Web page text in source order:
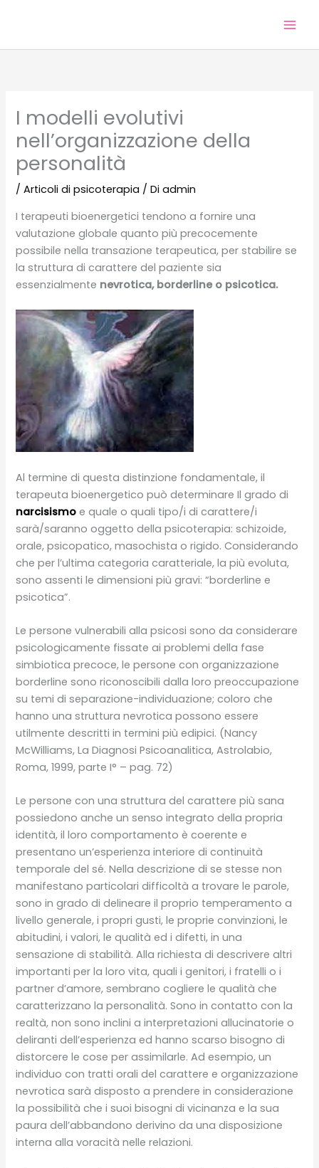
I modelli evolutivi
nell’organizzazione della
personalità
/Articoli di psicoterapia / Diadmin
I terapeuti bioenergetici tendono a fornire una
valutazione globale quanto più precocemente
possibile nella transazione terapeutica, per stabilire se
la struttura di carattere del paziente sia
essenzialmente nevrotica, borderline o psicotica.
Al termine di questa distinzione fondamentale, il
terapeuta bioenergetico può determinare Il grado di
narcisismoe quale o quali tipo/i di carattere/i
sarà/saranno oggetto della psicoterapia: schizoide,
orale, psicopatico, masochista o rigido. Considerando
che per l’ultima categoria caratteriale, la più evoluta,
sono assenti le dimensioni più gravi: “borderline e
psicotica”.
Le persone vulnerabili alla psicosi sono da considerare
psicologicamente fissate ai problemi della fase
simbiotica precoce, le persone con organizzazione
borderline sono riconoscibili dalla loro preoccupazione
su temi di separazione-individuazione; coloro che
hanno una struttura nevrotica possono essere
utilmente descritti in termini più edipici. (Nancy
McWilliams, La Diagnosi Psicoanalitica, Astrolabio,
Roma, 1999, parte I° – pag. 72)
Le persone con una struttura del carattere più sana
possiedono anche un senso integrato della propria
identità, il loro comportamento è coerente e
presentano un’esperienza interiore di continuità
temporale del sé. Nella descrizione di se stesse non
manifestano particolari difficoltà a trovare le parole,
sono in grado di delineare il proprio temperamento a
livello generale, i propri gusti, le proprie convinzioni, le
abitudini, i valori, le qualità ed i difetti, in una
sensazione di stabilità. Alla richiesta di descrivere altri
importanti per la loro vita, quali i genitori, i fratelli o i
partner d’amore, sembrano cogliere le qualità che
caratterizzano la personalità. Sono in contatto con la
realtà, non sono inclini a interpretazioni allucinatorie o
deliranti dell’esperienza ed hanno scarso bisogno di
distorcere le cose per assimilarle. Ad esempio, un
individuo con tratti orali del carattere e organizzazione
nevrotica sarà disposto a prendere in considerazione
la possibilità che i suoi bisogni di vicinanza e la sua
paura dell’abbandono derivino da una disposizione
interna alla voracità nelle relazioni.